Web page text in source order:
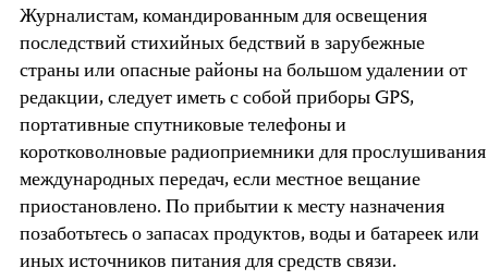
Журналистам, командированным для освещения
последствий стихийных бедствий в зарубежные
страны или опасные районы на большом удалении от
редакции, следует иметь с собой приборы GPS,
портативные спутниковые телефоны и
коротковолновые радиоприемники для прослушивания
международных передач, если местное вещание
приостановлено. По прибытии к месту назначения
позаботьтесь о запасах продуктов, воды и батареек или
иных источников питания для средств связи.